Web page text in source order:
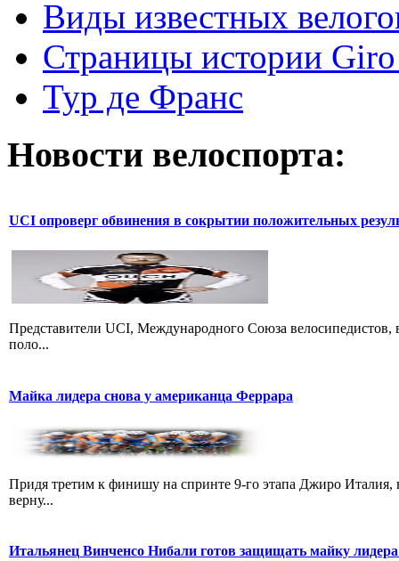
Виды известных
Страницы истории
Тур де Франс
Новости велоспорта:
UCI опроверг обвинения в сокрытии положительных
Представители UCI, Международного Союза
поло...
Майка лидера снова у американца Феррара
Придя третим к финишу на спринте 9-го этапа Джиро
верну...
Итальянец Винченсо Нибали готов защищать майку